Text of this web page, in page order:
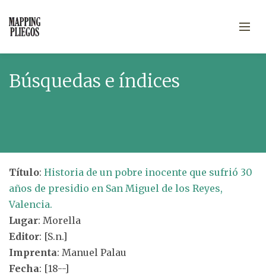
Búsquedas e índices
Título: Historia de un pobre inocente que sufrió 30
años de presidio en San Miguel de los Reyes,
Valencia.
Lugar: Morella
Editor: [S.n.]
Imprenta: Manuel Palau
Fecha: [18--]